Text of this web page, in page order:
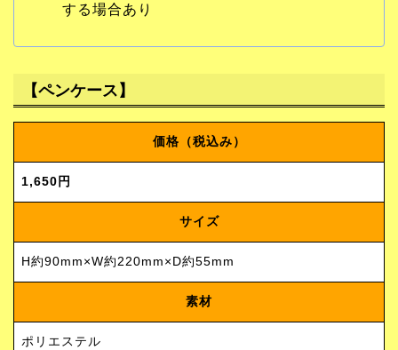
する場合あり
【ペンケース】
価格（税込み）
1,650円
サイズ
H約90mm×W約220mm×D約55mm
素材
ポリエステル